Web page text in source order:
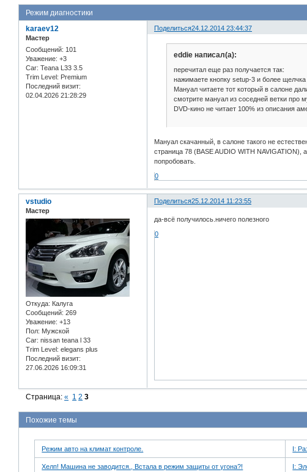
Режим диагностики
Поделиться24.12.2014 23:44:37
karaev12
Мастер
Сообщений: 101
Уважение: +3
Car: Teana L33 3.5
Trim Level: Premium
Последний визит:
02.04.2026 21:28:29
eddie написал(а):
перечитал еще раз получается так:
нажимаете кнопку setup-3 и более
Мануал читаете тот который в салоне
смотрите мануал из соседней ветки про
DVD-кино не читает 100% из описания
Мануал скачанный, в салоне такого не
страница 78 (BASE AUDIO WITH
попробовать.
0
Поделиться25.12.2014 11:23:55
vstudio
Мастер
Откуда: Калуга
Сообщений: 269
Уважение: +13
Пол: Мужской
Car: nissan teana l 33
Trim Level: elegans plus
Последний визит:
27.06.2026 16:09:31
да-всё получилось.ничего полезного
0
Страница:« 1 2 3
Похожие темы
Режим авто на климат контроле. I:
Хелп! Машина не заводится., Встала в режим защиты от угона?! I: